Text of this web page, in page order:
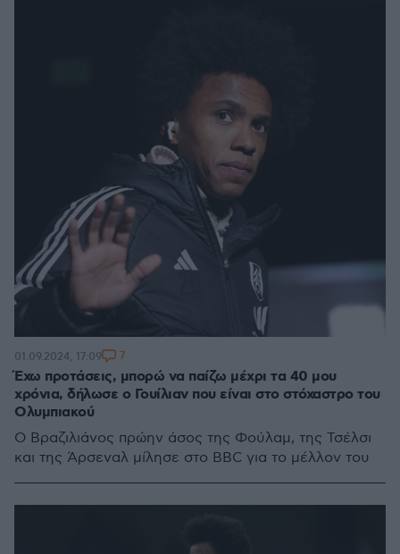
Έχω προτάσεις, μπορώ να παίζω μέχρι τα 40 μου
χρόνια, δήλωσε ο Γουίλιαν που είναι στο στόχαστρο του
Ολυμπιακού
Ο Βραζιλιάνος πρώην άσος της Φούλαμ, της Τσέλσι
και της Άρσεναλ μίλησε στο BBC για το μέλλον του
01.09.2024, 17:09 7